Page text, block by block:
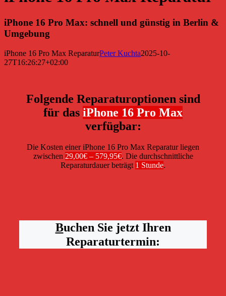
iPhone 16 Pro Max: schnell und günstig in Berlin &
Umgebung
iPhone 16 Pro Max ReparaturPeter Kuchta2025-10-
27T16:26:27+02:00
Folgende Reparaturoptionen sind
für das iPhone 16 Pro Max
verfügbar:
Die Kosten einer iPhone 16 Pro Max Reparatur liegen
zwischen 29,00€ – 579,95€. Die durchschnittliche
Reparaturdauer beträgt 1 Stunde.
Buchen Sie jetzt Ihren
Reparaturtermin: